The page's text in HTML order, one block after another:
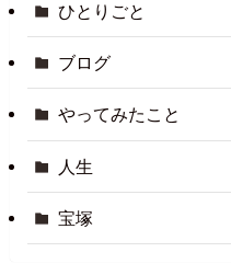
ひとりごと
ブログ
やってみたこと
人生
宝塚